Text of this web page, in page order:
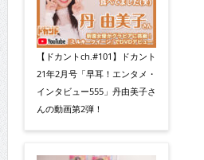
【ドカントch.#101】ドカント
21年2月号「早耳！エンタメ・
インタビュー555」丹由美子さ
んの動画第2弾！